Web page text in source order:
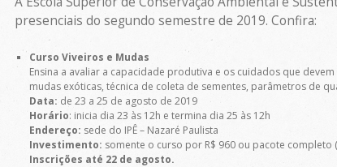
presenciais do segundo semestre de 2019. Confira:
Curso Viveiros e Mudas
Ensina a avaliar a capacidade produtiva e os cuidados que
mudas exóticas, técnica de coleta de sementes, parâmetros de
Data: de 23 a 25 de agosto de 2019
Horário: inicia dia 23 às 12h e termina dia 25 às 12h
Endereço: sede do IPÊ – Nazaré Paulista
Investimento: somente o curso por R$ 960 ou pacote
Inscrições até 22 de agosto.